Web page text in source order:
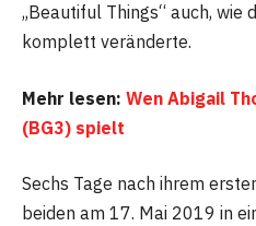
„Beautiful Things“ auch, wie
komplett veränderte.
Mehr lesen: Wen Abigail
(BG3) spielt
Sechs Tage nach ihrem
beiden am 17. Mai 2019 in